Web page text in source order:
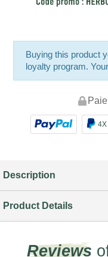
Buying this product
loyalty program.
4X
Description
Product Details
Reviews